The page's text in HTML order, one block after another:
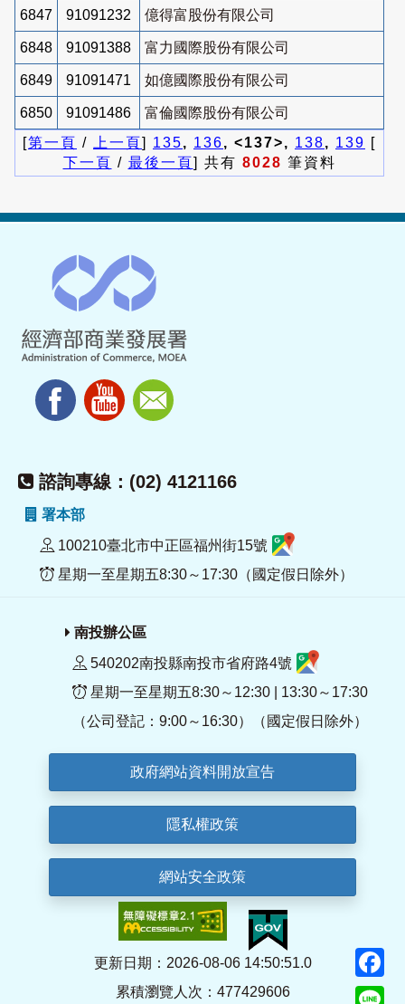
6847 91091232 億得富股份有限公司
6848 91091388 富力國際股份有限公司
6849 91091471 如億國際股份有限公司
6850 91091486
富倫國際股份有限公司
[第一頁 / 上一頁] 135, 136, <137>, 138, 139 [
下一頁 / 最後一頁] 共有 8028 筆資料
諮詢專線：(02) 4121166
署本部
100210臺北市中正區福州街15號
星期一至星期五8:30～17:30（國定假日除外）
南投辦公區
540202南投縣南投市省府路4號
星期一至星期五8:30～12:30 | 13:30～17:30
（公司登記：9:00～16:30）（國定假日除外）
政府網站資料開放宣告
隱私權政策
網站安全政策
更新日期：2026-08-06 14:50:51.0
累積瀏覽人次：477429606